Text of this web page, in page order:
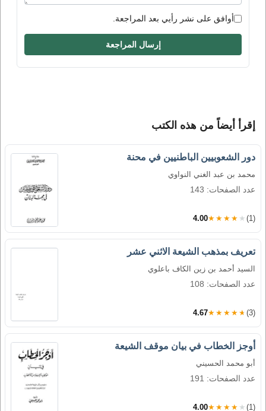
أوافق على نشر رأيي بعد المراجعة.
إرسال المراجعة
إقرأ أيضاً من هذه الكتب
دور الشعوبيين الباطنيين في محنة
محمد بن عبد الغني النواوي
عدد الصفحات: 143
4.00★★★★★ (1)
تعريف بمذهب الشيعة الاثني عشر
السيد أحمد بن زين الكاف باعلوي
عدد الصفحات: 108
4.67★★★★★ (3)
أوجز الخطاب في بيان موقف الشيعة
أبو محمد الحسيني
عدد الصفحات: 191
4.00★★★★★ (1)